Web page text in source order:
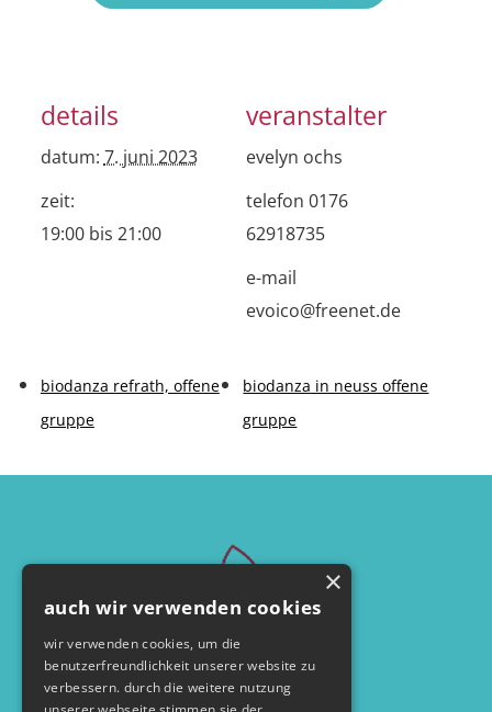
details
datum: 7. juni 2023
zeit:
19:00 bis 21:00
veranstalter
evelyn ochs
telefon 0176
62918735
e-mail
evoico@freenet.de
biodanza refrath, offene
gruppe
biodanza in neuss offene
gruppe
×
auch wir verwenden cookies
wir verwenden cookies, um die
benutzerfreundlichkeit unserer website zu
verbessern. durch die weitere nutzung